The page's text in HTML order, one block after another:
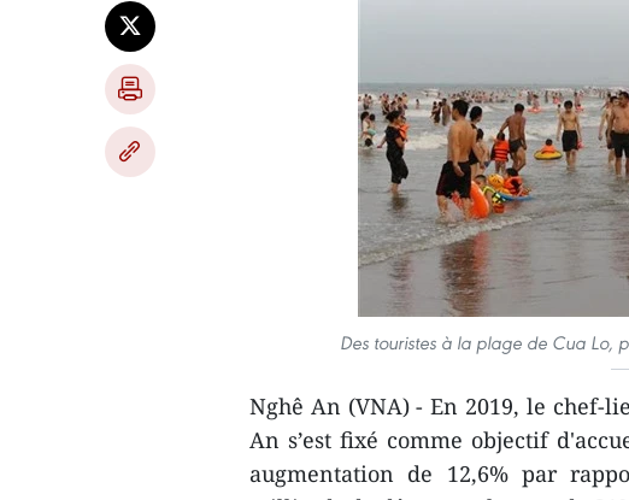
Des touristes à la plage de Cua Lo,
Nghê An (VNA) - En 2019, le chef-
An s’est fixé comme objectif
augmentation de 12,6% par